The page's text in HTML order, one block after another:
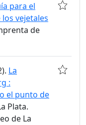
para el
vejetales
de
La
:
el punto de
Plata.
de La